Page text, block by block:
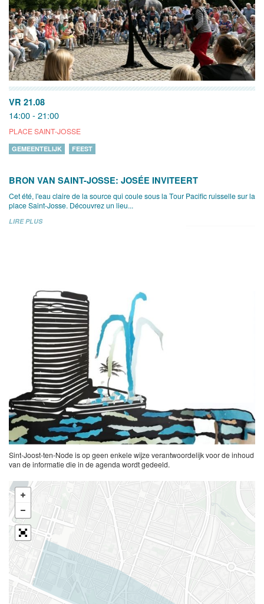
VR 21.08
14:00 - 21:00
PLACE SAINT-JOSSE
GEMEENTELIJK FEEST
BRON VAN SAINT-JOSSE: JOSÉE INVITEERT
Cet été, l'eau claire de la source qui coule sous la Tour Pacific ruisselle sur la
place Saint-Josse. Découvrez un lieu...
LIRE PLUS
Sint-Joost-ten-Node is op geen enkele wijze verantwoordelijk voor de inhoud
van de informatie die in de agenda wordt gedeeld.